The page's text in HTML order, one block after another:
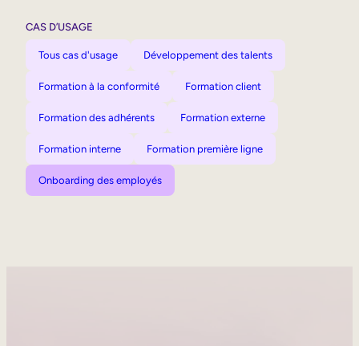
CAS D’USAGE
Tous cas d'usage Développement des talents
Formation à la conformité Formation client
Formation des adhérents Formation externe
Formation interne Formation première ligne
Onboarding des employés